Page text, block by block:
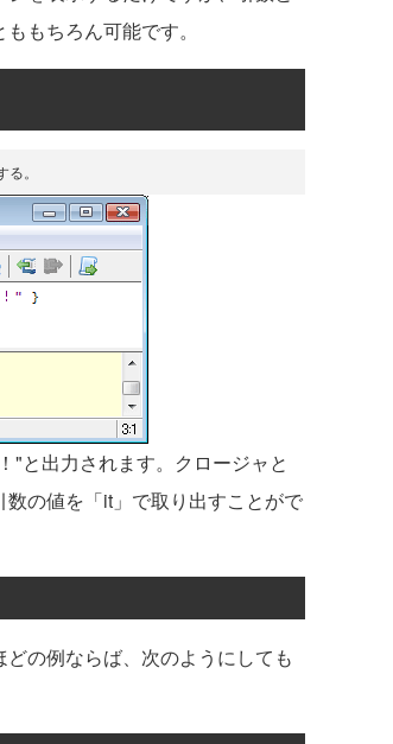
もちろん可能です。
。
"と出力されます。クロージャと
の値を「it」で取り出すことがで
の例ならば、次のようにしても